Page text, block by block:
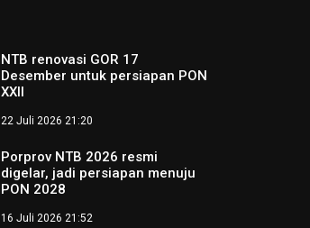
NTB renovasi GOR 17
Desember untuk persiapan PON
XXII
22 Juli 2026 21:20
Porprov NTB 2026 resmi
digelar, jadi persiapan menuju
PON 2028
16 Juli 2026 21:52